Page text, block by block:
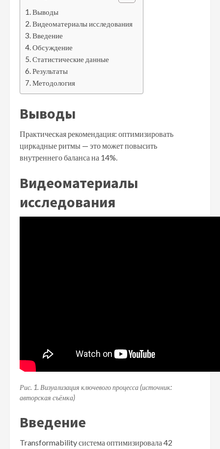
Выводы
Видеоматериалы исследования
Введение
Обсуждение
Статистические данные
Результаты
Методология
Выводы
Практическая рекомендация: оптимизировать
циркадные ритмы — это может повысить
внутреннего баланса на 14%.
Видеоматериалы
исследования
Рис. 1. Визуализация ключевого процесса (источник:
авторская съёмка)
Введение
Transformability система оптимизировала 42